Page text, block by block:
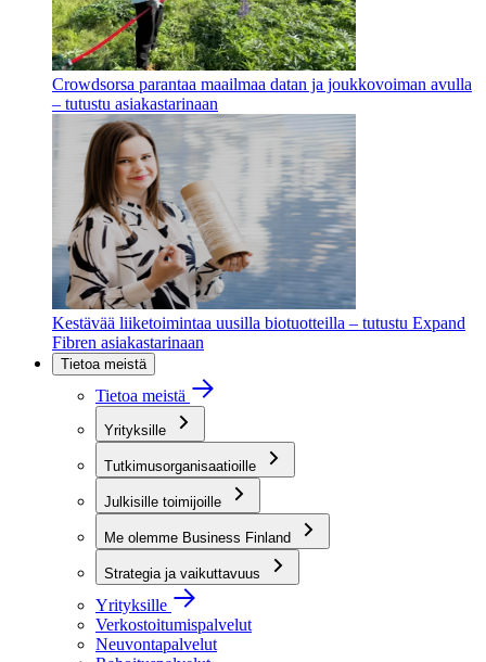
Crowdsorsa parantaa maailmaa datan ja joukkovoiman avulla
– tutustu asiakastarinaan
Kestävää liiketoimintaa uusilla biotuotteilla – tutustu Expand
Fibren asiakastarinaan
Tietoa meistä
Tietoa meistä
Yrityksille
Tutkimusorganisaatioille
Julkisille toimijoille
Me olemme Business Finland
Strategia ja vaikuttavuus
Yrityksille
Verkostoitumispalvelut
Neuvontapalvelut